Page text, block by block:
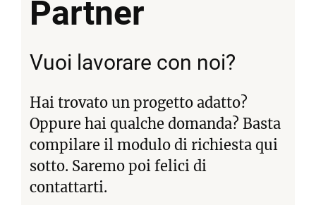
Partner
Vuoi lavorare con noi?
Hai trovato un progetto adatto?
Oppure hai qualche domanda? Basta
compilare il modulo di richiesta qui
sotto. Saremo poi felici di
contattarti.